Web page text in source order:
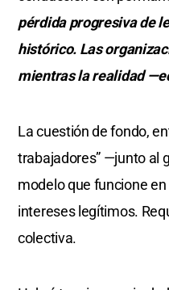
pérdida progresiva de
histórico. Las
mientras la realidad
La cuestión de fondo,
trabajadores” —junto al
modelo que funcione
intereses legítimos.
colectiva.